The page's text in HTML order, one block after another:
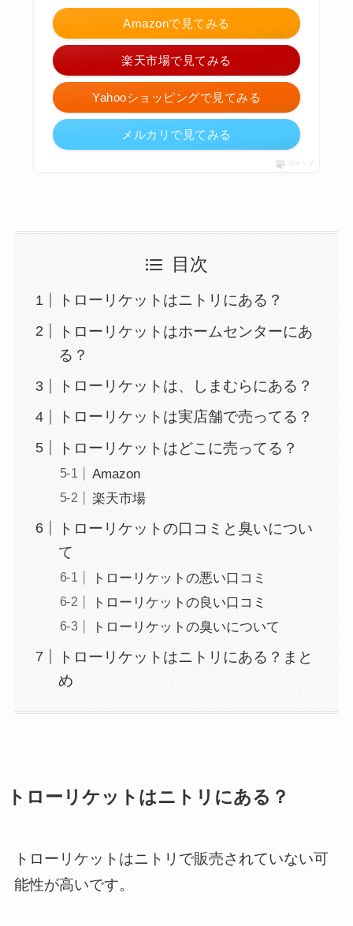
Amazonで見てみる
楽天市場で見てみる
Yahooショッピングで見てみる
メルカリで見てみる
ポチップ
目次
トローリケットはニトリにある？
トローリケットはホームセンターにあ
る？
トローリケットは、しまむらにある？
トローリケットは実店舗で売ってる？
トローリケットはどこに売ってる？
Amazon
楽天市場
トローリケットの口コミと臭いについ
て
トローリケットの悪い口コミ
トローリケットの良い口コミ
トローリケットの臭いについて
トローリケットはニトリにある？まと
め
トローリケットはニトリにある？
トローリケットはニトリで販売されていない可
能性が高いです。